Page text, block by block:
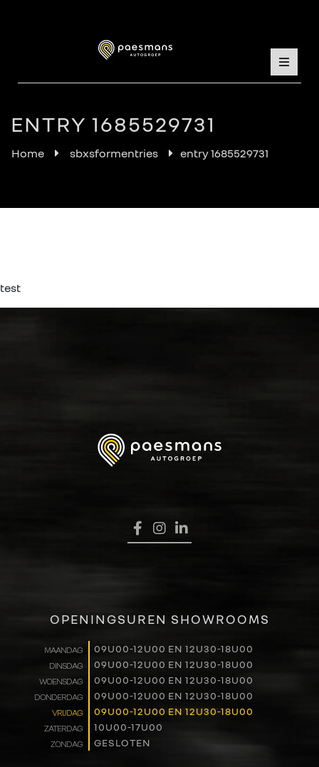
VERKOOP
RENAULT PRO+
NAVERKOOP
VERHUUR
ENTRY 1685529731
Home sbxsformentries entry 1685529731
test
OPENINGSUREN SHOWROOMS
MAANDAG 09U00-12U00 EN 12U30-18U00
DINSDAG 09U00-12U00 EN 12U30-18U00
WOENSDAG 09U00-12U00 EN 12U30-18U00
DONDERDAG 09U00-12U00 EN 12U30-18U00
VRIJDAG 09U00-12U00 EN 12U30-18U00
ZATERDAG 10U00-17U00
ZONDAG GESLOTEN